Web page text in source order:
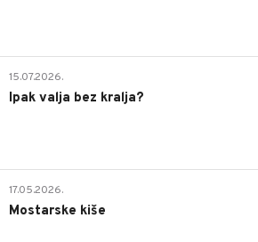
15.07.2026.
Ipak valja bez kralja?
17.05.2026.
Mostarske kiše